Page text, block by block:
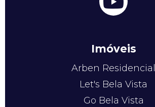
Imóveis
Arben Residencial
Let's Bela Vista
Go Bela Vista